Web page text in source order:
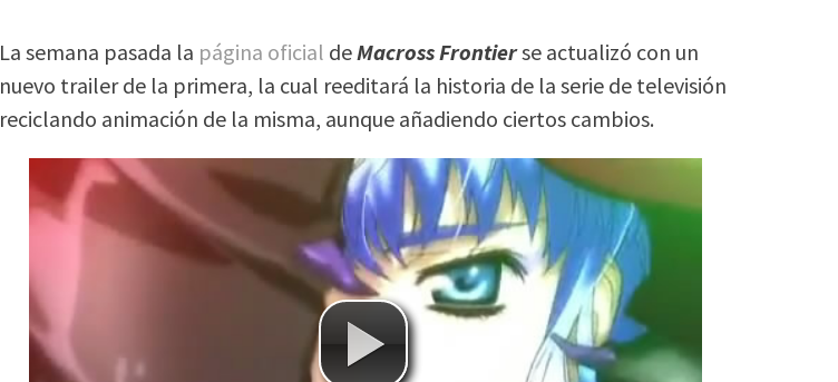
La semana pasada la página oficial deMacross Frontierse actualizó con un
nuevo trailer de la primera, la cual reeditará la historia de la serie de televisión
reciclando animación de la misma, aunque añadiendo ciertos cambios.